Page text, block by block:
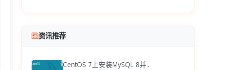
资讯推荐
CentOS 7上安装MySQL 8并...